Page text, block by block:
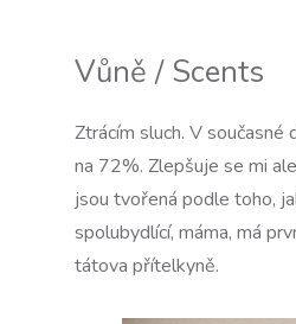
Vůně / Scents
Ztrácím sluch. V současné
na 72%. Zlepšuje se mi
jsou tvořená podle toho,
spolubydlící, máma, má
tátova přítelkyně.